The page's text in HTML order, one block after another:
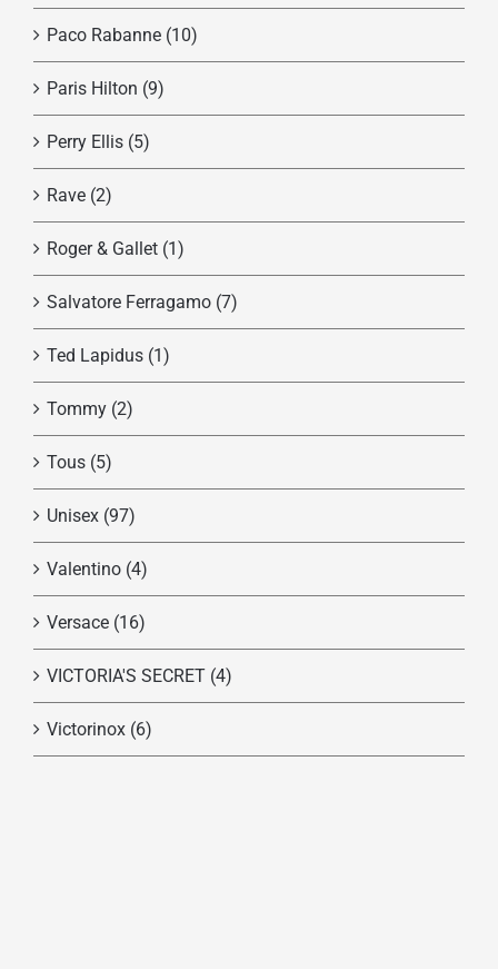
Paco Rabanne (10)
Paris Hilton (9)
Perry Ellis (5)
Rave (2)
Roger & Gallet (1)
Salvatore Ferragamo (7)
Ted Lapidus (1)
Tommy (2)
Tous (5)
Unisex (97)
Valentino (4)
Versace (16)
VICTORIA'S SECRET (4)
Victorinox (6)